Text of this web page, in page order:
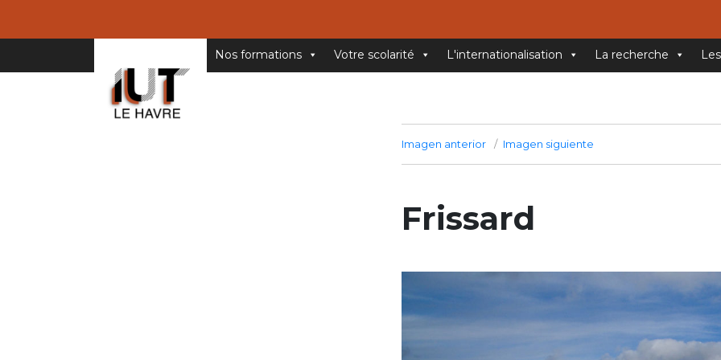
Nos formations Votre scolarité L'internationalisation La recherche
Imagen anterior Imagen siguiente
Frissard